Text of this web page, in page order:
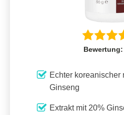
Bewertung:
Echter koreanischer
Ginseng
Extrakt mit 20%